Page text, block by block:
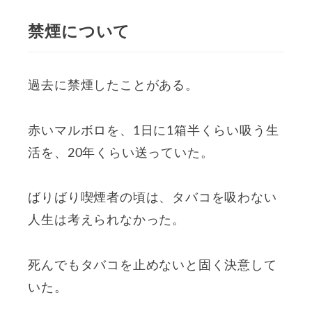
禁煙について
過去に禁煙したことがある。
赤いマルボロを、1日に1箱半くらい吸う生
活を、20年くらい送っていた。
ばりばり喫煙者の頃は、タバコを吸わない
人生は考えられなかった。
死んでもタバコを止めないと固く決意して
いた。